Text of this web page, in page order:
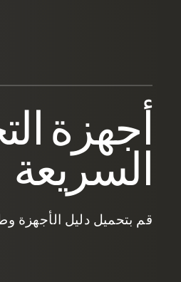
أجهزة
السريعة
قم بتحميل دليل الأجهزة